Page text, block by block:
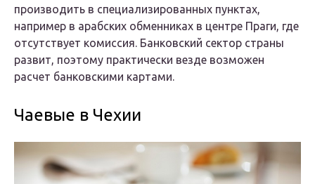
производить в специализированных пунктах,
например в арабских обменниках в центре Праги, где
отсутствует комиссия. Банковский сектор страны
развит, поэтому практически везде возможен
расчет банковскими картами.
Чаевые в Чехии